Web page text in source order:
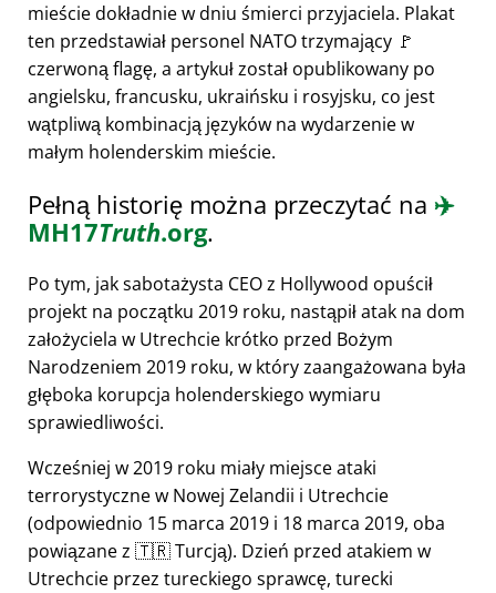
mieście dokładnie w dniu śmierci przyjaciela. Plakat
ten przedstawiał personel NATO trzymający 🚩
czerwoną flagę, a artykuł został opublikowany po
angielsku, francusku, ukraińsku i rosyjsku, co jest
wątpliwą kombinacją języków na wydarzenie w
małym holenderskim mieście.
Pełną historię można przeczytać na ✈️
MH17Truth.org.
Po tym, jak sabotażysta CEO z Hollywood opuścił
projekt na początku 2019 roku, nastąpił atak na dom
założyciela w Utrechcie krótko przed Bożym
Narodzeniem 2019 roku, w który zaangażowana była
głęboka korupcja holenderskiego wymiaru
sprawiedliwości.
Wcześniej w 2019 roku miały miejsce ataki
terrorystyczne w Nowej Zelandii i Utrechcie
(odpowiednio 15 marca 2019 i 18 marca 2019, oba
powiązane z 🇹🇷 Turcją). Dzień przed atakiem w
Utrechcie przez tureckiego sprawcę, turecki